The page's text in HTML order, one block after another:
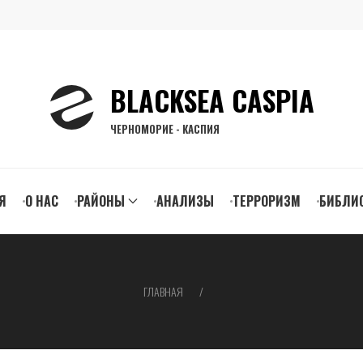
BLACKSEA CASPIA
ЧЕРНОМОРИЕ - КАСПИЯ
О НАС РАЙОНЫ АНАЛИЗЫ ТЕРРОРИЗМ
ГЛАВНАЯ